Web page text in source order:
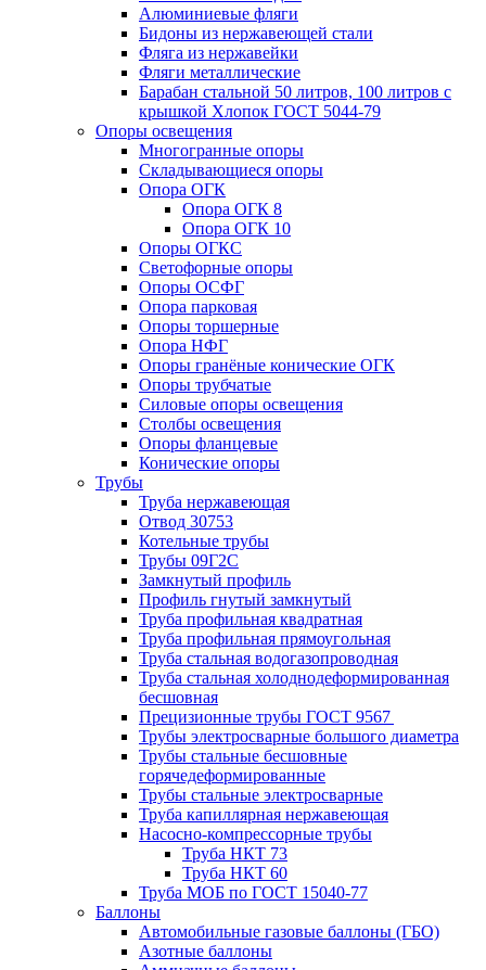
Алюминиевые фляги
Бидоны из нержавеющей стали
Фляга из нержавейки
Фляги металлические
Барабан стальной 50 литров, 100 литров с
крышкой Хлопок ГОСТ 5044-79
Опоры освещения
Многогранные опоры
Складывающиеся опоры
Опора ОГК
Опора ОГК 8
Опора ОГК 10
Опоры ОГКС
Светофорные опоры
Опоры ОСФГ
Опора парковая
Опоры торшерные
Опора НФГ
Опоры гранёные конические ОГК
Опоры трубчатые
Силовые опоры освещения
Столбы освещения
Опоры фланцевые
Конические опоры
Трубы
Труба нержавеющая
Отвод 30753
Котельные трубы
Трубы 09Г2С
Замкнутый профиль
Профиль гнутый замкнутый
Труба профильная квадратная
Труба профильная прямоугольная
Труба стальная водогазопроводная
Труба стальная холоднодеформированная
бесшовная
Прецизионные трубы ГОСТ 9567
Трубы электросварные большого диаметра
Трубы стальные бесшовные
горячедеформированные
Трубы стальные электросварные
Труба капиллярная нержавеющая
Насосно-компрессорные трубы
Труба НКТ 73
Труба НКТ 60
Труба МОБ по ГОСТ 15040-77
Баллоны
Автомобильные газовые баллоны (ГБО)
Азотные баллоны